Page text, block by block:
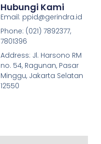
Hubungi Kami
Email: ppid@gerindra.id
Phone: (021) 7892377,
7801396
Address: Jl. Harsono RM
no. 54, Ragunan, Pasar
Minggu, Jakarta Selatan
12550